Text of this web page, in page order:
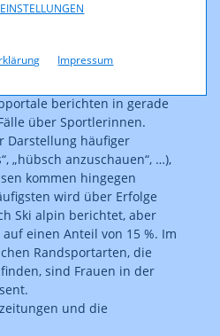
Impressum
klar
Sport-News des ORF
berichten in gerade
über Sportlerinnen.
Darstellung häufiger
„hübsch anzuschauen“, …),
kommen hingegen
wird über Erfolge
Ski alpin berichtet, aber
einen Anteil von 15 %. Im
Randsportarten, die
sind Frauen in der
und die